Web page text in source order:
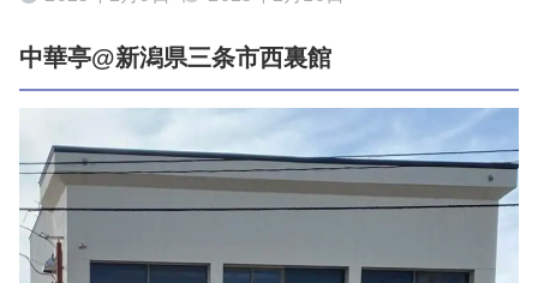
中華亭@新潟県三条市西裏館